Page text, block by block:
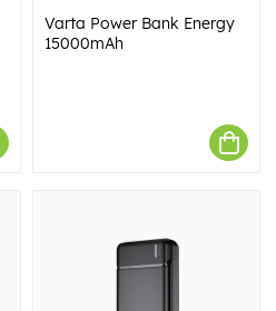
Varta Power Bank Energy
15000mAh